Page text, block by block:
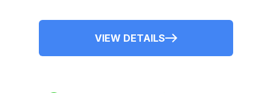
VIEW DETAILS